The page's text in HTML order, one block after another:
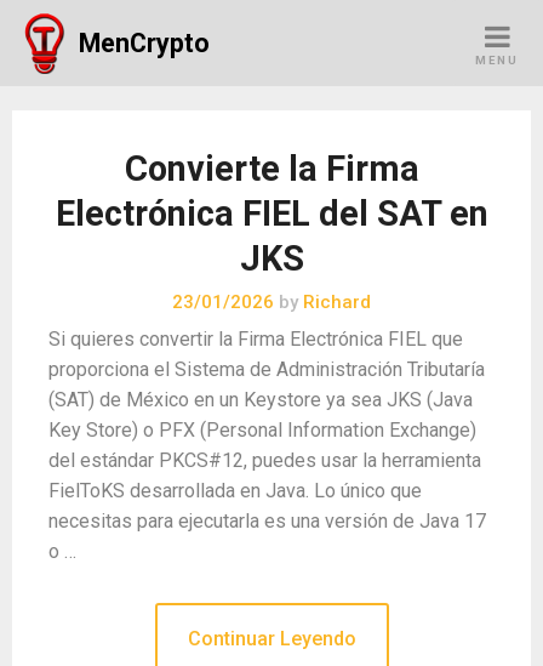
Skip
content
MenCrypto
MENU
Convierte la Firma
Electrónica FIEL del SAT en
JKS
23/01/2026 by Richard
Si quieres convertir la Firma Electrónica FIEL que
proporciona el Sistema de Administración Tributaría
(SAT) de México en un Keystore ya sea JKS (Java
Key Store) o PFX (Personal Information Exchange)
del estándar PKCS#12, puedes usar la herramienta
FielToKS desarrollada en Java. Lo único que
necesitas para ejecutarla es una versión de Java 17
o …
Continuar Leyendo